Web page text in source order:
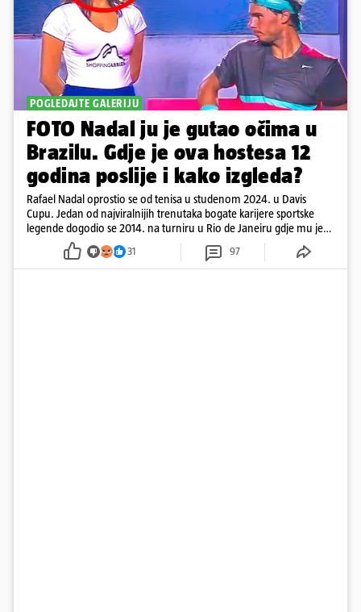
POGLEDAJTE GALERIJU
FOTO Nadal ju je gutao očima u
Brazilu. Gdje je ova hostesa 12
godina poslije i kako izgleda?
Rafael Nadal oprostio se od tenisa u studenom 2024. u Davis
Cupu. Jedan od najviralnijih trenutaka bogate karijere sportske
legende dogodio se 2014. na turniru u Rio de Janeiru gdje mu je
pažnju odvlačila ljepotica iza klupe
31 97